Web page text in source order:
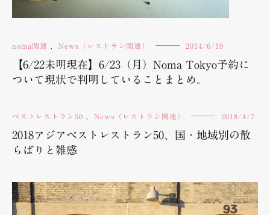
noma関連 News（レストラン関連） 2014/6/19
【6/22未明現在】6/23（月）Noma Tokyo予約に
ついて現状で判明していることまとめ。
ベストレストラン50 News（レストラン関連） 2018/4/7
2018アジアベストレストラン50、国・地域別の散
らばりと雑感